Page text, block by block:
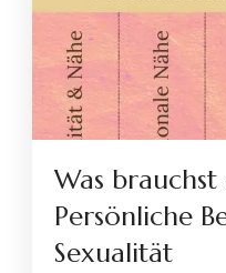
Was
Persönliche
Sexualität